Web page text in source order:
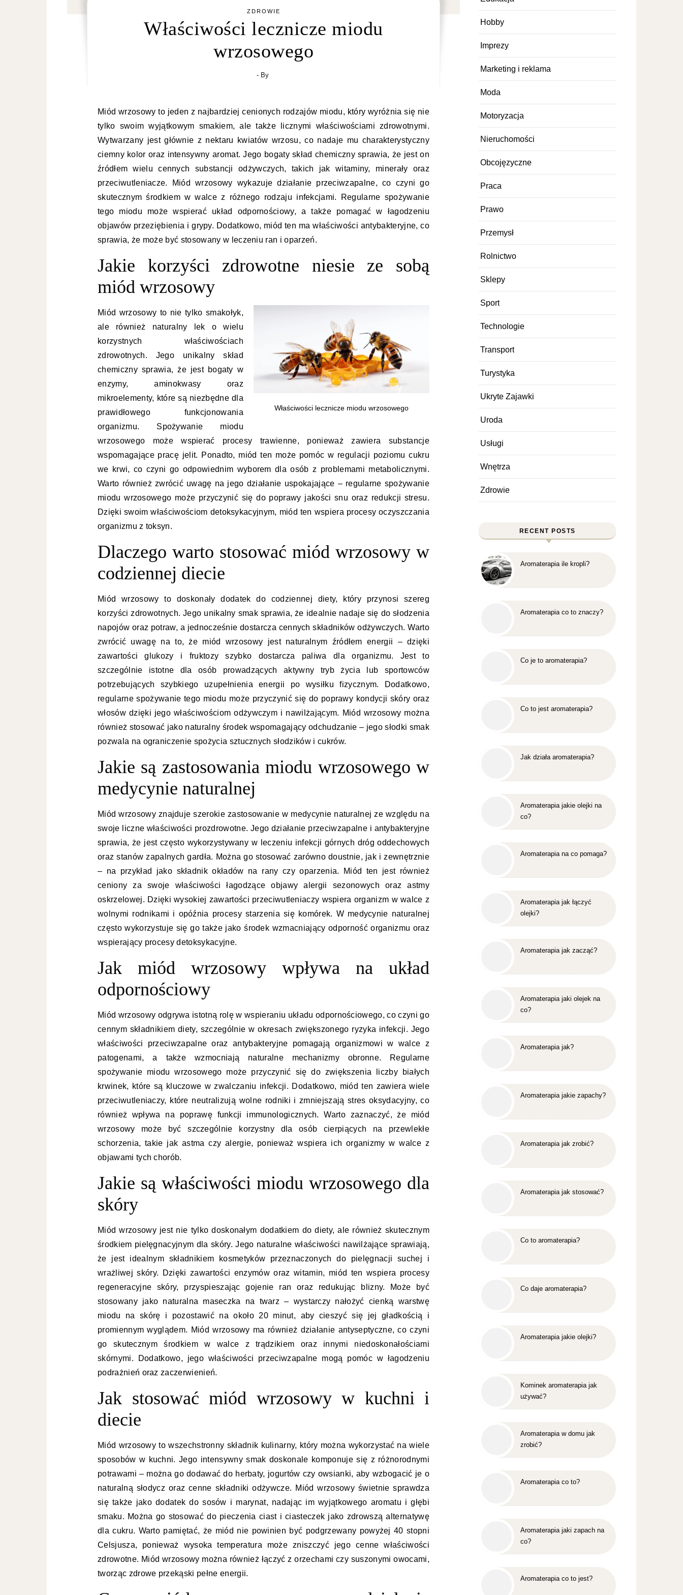
ZDROWIE
Właściwości lecznicze miodu
wrzosowego
- By
Miód wrzosowy to jeden z najbardziej cenionych rodzajów miodu, który wyróżnia się nie
tylko swoim wyjątkowym smakiem, ale także licznymi właściwościami zdrowotnymi.
Wytwarzany jest głównie z nektaru kwiatów wrzosu, co nadaje mu charakterystyczny
ciemny kolor oraz intensywny aromat. Jego bogaty skład chemiczny sprawia, że jest on
źródłem wielu cennych substancji odżywczych, takich jak witaminy, minerały oraz
przeciwutleniacze. Miód wrzosowy wykazuje działanie przeciwzapalne, co czyni go
skutecznym środkiem w walce z różnego rodzaju infekcjami. Regularne spożywanie
tego miodu może wspierać układ odpornościowy, a także pomagać w łagodzeniu
objawów przeziębienia i grypy. Dodatkowo, miód ten ma właściwości antybakteryjne, co
sprawia, że może być stosowany w leczeniu ran i oparzeń.
Jakie korzyści zdrowotne niesie ze sobą
miód wrzosowy
Właściwości lecznicze miodu wrzosowego
Miód wrzosowy to nie tylko smakołyk,
ale również naturalny lek o wielu
korzystnych właściwościach
zdrowotnych. Jego unikalny skład
chemiczny sprawia, że jest bogaty w
enzymy, aminokwasy oraz
mikroelementy, które są niezbędne dla
prawidłowego funkcjonowania
organizmu. Spożywanie miodu
wrzosowego może wspierać procesy trawienne, ponieważ zawiera substancje
wspomagające pracę jelit. Ponadto, miód ten może pomóc w regulacji poziomu cukru
we krwi, co czyni go odpowiednim wyborem dla osób z problemami metabolicznymi.
Warto również zwrócić uwagę na jego działanie uspokajające – regularne spożywanie
miodu wrzosowego może przyczynić się do poprawy jakości snu oraz redukcji stresu.
Dzięki swoim właściwościom detoksykacyjnym, miód ten wspiera procesy oczyszczania
organizmu z toksyn.
Dlaczego warto stosować miód wrzosowy w
codziennej diecie
Miód wrzosowy to doskonały dodatek do codziennej diety, który przynosi szereg
korzyści zdrowotnych. Jego unikalny smak sprawia, że idealnie nadaje się do słodzenia
napojów oraz potraw, a jednocześnie dostarcza cennych składników odżywczych. Warto
zwrócić uwagę na to, że miód wrzosowy jest naturalnym źródłem energii – dzięki
zawartości glukozy i fruktozy szybko dostarcza paliwa dla organizmu. Jest to
szczególnie istotne dla osób prowadzących aktywny tryb życia lub sportowców
potrzebujących szybkiego uzupełnienia energii po wysiłku fizycznym. Dodatkowo,
regularne spożywanie tego miodu może przyczynić się do poprawy kondycji skóry oraz
włosów dzięki jego właściwościom odżywczym i nawilżającym. Miód wrzosowy można
również stosować jako naturalny środek wspomagający odchudzanie – jego słodki smak
pozwala na ograniczenie spożycia sztucznych słodzików i cukrów.
Jakie są zastosowania miodu wrzosowego w
medycynie naturalnej
Miód wrzosowy znajduje szerokie zastosowanie w medycynie naturalnej ze względu na
swoje liczne właściwości prozdrowotne. Jego działanie przeciwzapalne i antybakteryjne
sprawia, że jest często wykorzystywany w leczeniu infekcji górnych dróg oddechowych
oraz stanów zapalnych gardła. Można go stosować zarówno doustnie, jak i zewnętrznie
– na przykład jako składnik okładów na rany czy oparzenia. Miód ten jest również
ceniony za swoje właściwości łagodzące objawy alergii sezonowych oraz astmy
oskrzelowej. Dzięki wysokiej zawartości przeciwutleniaczy wspiera organizm w walce z
wolnymi rodnikami i opóźnia procesy starzenia się komórek. W medycynie naturalnej
często wykorzystuje się go także jako środek wzmacniający odporność organizmu oraz
wspierający procesy detoksykacyjne.
Jak miód wrzosowy wpływa na układ
odpornościowy
Miód wrzosowy odgrywa istotną rolę w wspieraniu układu odpornościowego, co czyni go
cennym składnikiem diety, szczególnie w okresach zwiększonego ryzyka infekcji. Jego
właściwości przeciwzapalne oraz antybakteryjne pomagają organizmowi w walce z
patogenami, a także wzmocniają naturalne mechanizmy obronne. Regularne
spożywanie miodu wrzosowego może przyczynić się do zwiększenia liczby białych
krwinek, które są kluczowe w zwalczaniu infekcji. Dodatkowo, miód ten zawiera wiele
przeciwutleniaczy, które neutralizują wolne rodniki i zmniejszają stres oksydacyjny, co
również wpływa na poprawę funkcji immunologicznych. Warto zaznaczyć, że miód
wrzosowy może być szczególnie korzystny dla osób cierpiących na przewlekłe
schorzenia, takie jak astma czy alergie, ponieważ wspiera ich organizmy w walce z
objawami tych chorób.
Jakie są właściwości miodu wrzosowego dla
skóry
Miód wrzosowy jest nie tylko doskonałym dodatkiem do diety, ale również skutecznym
środkiem pielęgnacyjnym dla skóry. Jego naturalne właściwości nawilżające sprawiają,
że jest idealnym składnikiem kosmetyków przeznaczonych do pielęgnacji suchej i
wrażliwej skóry. Dzięki zawartości enzymów oraz witamin, miód ten wspiera procesy
regeneracyjne skóry, przyspieszając gojenie ran oraz redukując blizny. Może być
stosowany jako naturalna maseczka na twarz – wystarczy nałożyć cienką warstwę
miodu na skórę i pozostawić na około 20 minut, aby cieszyć się jej gładkością i
promiennym wyglądem. Miód wrzosowy ma również działanie antyseptyczne, co czyni
go skutecznym środkiem w walce z trądzikiem oraz innymi niedoskonałościami
skórnymi. Dodatkowo, jego właściwości przeciwzapalne mogą pomóc w łagodzeniu
podrażnień oraz zaczerwienień.
Jak stosować miód wrzosowy w kuchni i
diecie
Miód wrzosowy to wszechstronny składnik kulinarny, który można wykorzystać na wiele
sposobów w kuchni. Jego intensywny smak doskonale komponuje się z różnorodnymi
potrawami – można go dodawać do herbaty, jogurtów czy owsianki, aby wzbogacić je o
naturalną słodycz oraz cenne składniki odżywcze. Miód wrzosowy świetnie sprawdza
się także jako dodatek do sosów i marynat, nadając im wyjątkowego aromatu i głębi
smaku. Można go stosować do pieczenia ciast i ciasteczek jako zdrowszą alternatywę
dla cukru. Warto pamiętać, że miód nie powinien być podgrzewany powyżej 40 stopni
Celsjusza, ponieważ wysoka temperatura może zniszczyć jego cenne właściwości
zdrowotne. Miód wrzosowy można również łączyć z orzechami czy suszonymi owocami,
tworząc zdrowe przekąski pełne energii.
Hobby
Imprezy
Marketing i reklama
Moda
Motoryzacja
Nieruchomości
Obcojęzyczne
Praca
Prawo
Przemysł
Rolnictwo
Sklepy
Sport
Technologie
Transport
Turystyka
Ukryte Zajawki
Uroda
Usługi
Wnętrza
Zdrowie
RECENT POSTS
Aromaterapia ile kropli?
Aromaterapia co to znaczy?
Co je to aromaterapia?
Co to jest aromaterapia?
Jak działa aromaterapia?
Aromaterapia jakie olejki na
co?
Aromaterapia na co pomaga?
Aromaterapia jak łączyć
olejki?
Aromaterapia jak zacząć?
Aromaterapia jaki olejek na
co?
Aromaterapia jak?
Aromaterapia jakie zapachy?
Aromaterapia jak zrobić?
Aromaterapia jak stosować?
Co to aromaterapia?
Co daje aromaterapia?
Aromaterapia jakie olejki?
Kominek aromaterapia jak
używać?
Aromaterapia w domu jak
zrobić?
Aromaterapia co to?
Aromaterapia jaki zapach na
co?
Aromaterapia co to jest?